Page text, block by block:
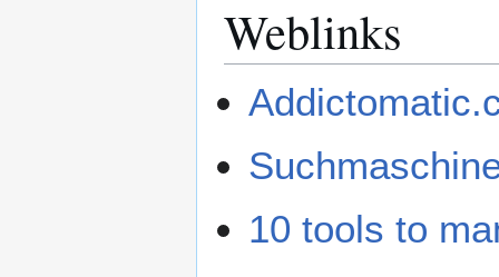
Weblinks
10 tools to